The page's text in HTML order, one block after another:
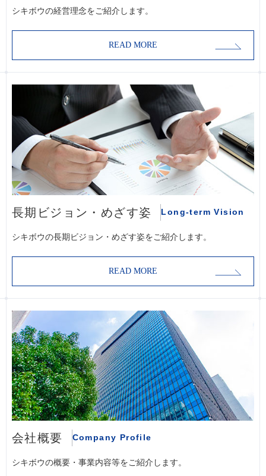
シキボウの経営理念をご紹介します。
READ MORE
長期ビジョン・めざす姿 Long-term Vision
シキボウの長期ビジョン・めざす姿をご紹介します。
READ MORE
会社概要 Company Profile
シキボウの概要・事業内容等をご紹介します。